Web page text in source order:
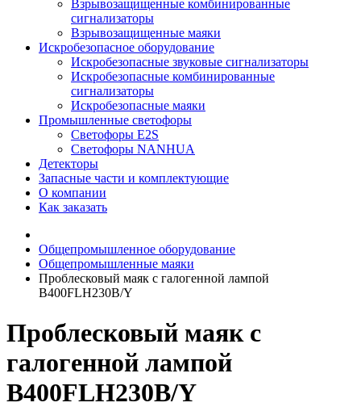
Взрывозащищенные комбинированные
сигнализаторы
Взрывозащищенные маяки
Искробезопасное оборудование
Искробезопасные звуковые сигнализаторы
Искробезопасные комбинированные
сигнализаторы
Искробезопасные маяки
Промышленные светофоры
Светофоры E2S
Светофоры NANHUA
Детекторы
Запасные части и комплектующие
О компании
Как заказать
Общепромышленное оборудование
Общепромышленные маяки
Проблесковый маяк с галогенной лампой
B400FLH230B/Y
Проблесковый маяк с
галогенной лампой
B400FLH230B/Y